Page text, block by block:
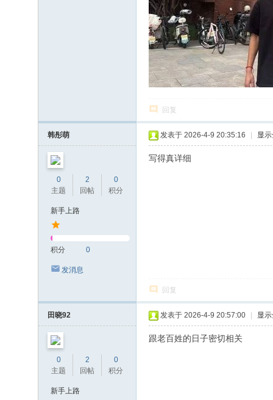
回复
韩彤萌
0
主题
2
回帖
0
积分
新手上路
积分 0
发消息
发表于 2026-4-9 20:35:16 显
写得真详细
回复
田晓92
0
主题
2
回帖
0
积分
新手上路
发表于 2026-4-9 20:57:00 显
跟老百姓的日子密切相关